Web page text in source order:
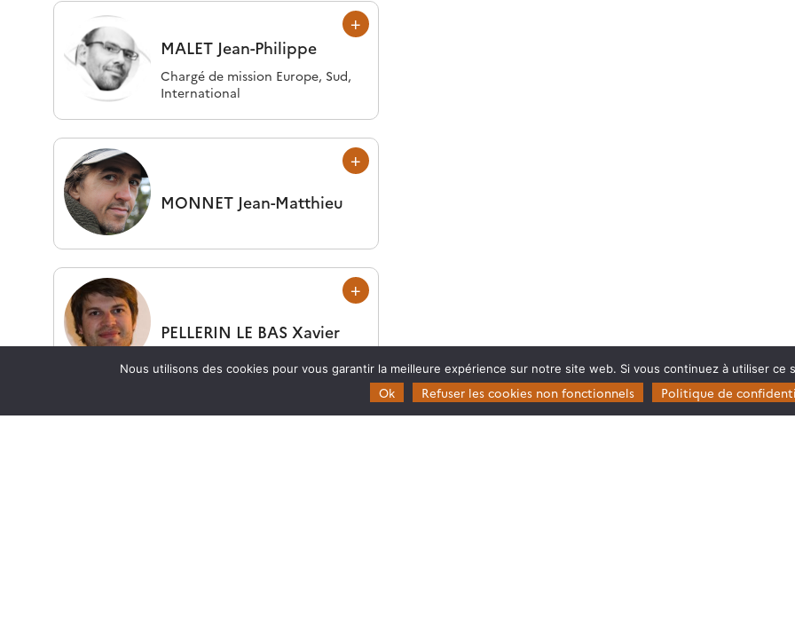
MALET Jean-Philippe
Chargé de mission Europe, Sud,
International
MONNET Jean-Matthieu
PELLERIN LE BAS Xavier
Nous utilisons des cookies pour vous garantir la meilleure expérience sur notre site web. Si vous continuez à utiliser
Ok Refuser les cookies non fonctionnels Politique de